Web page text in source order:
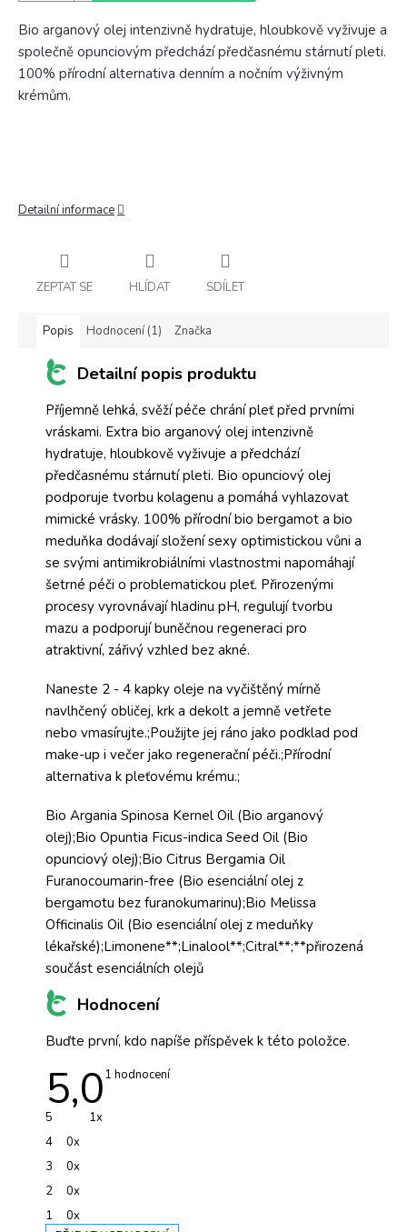
Bio arganový olej intenzivně hydratuje, hloubkově vyživuje a
společně opunciovým předchází předčasnému stárnutí pleti.
100% přírodní alternativa denním a nočním výživným
krémům.
Detailní informace
ZEPTAT SE HLÍDAT SDÍLET
Popis Hodnocení (1) Značka
Detailní popis produktu
Příjemně lehká, svěží péče chrání pleť před prvními
vráskami. Extra bio arganový olej intenzivně
hydratuje, hloubkově vyživuje a předchází
předčasnému stárnutí pleti. Bio opunciový olej
podporuje tvorbu kolagenu a pomáhá vyhlazovat
mimické vrásky. 100% přírodní bio bergamot a bio
meduňka dodávají složení sexy optimistickou vůni a
se svými antimikrobiálními vlastnostmi napomáhají
šetrné péči o problematickou pleť. Přirozenými
procesy vyrovnávají hladinu pH, regulují tvorbu
mazu a podporují buněčnou regeneraci pro
atraktivní, zářivý vzhled bez akné.
Naneste 2 - 4 kapky oleje na vyčištěný mírně
navlhčený obličej, krk a dekolt a jemně vetřete
nebo vmasírujte.;Použijte jej ráno jako podklad pod
make-up i večer jako regenerační péči.;Přírodní
alternativa k pleťovému krému.;
Bio Argania Spinosa Kernel Oil (Bio arganový
olej);Bio Opuntia Ficus-indica Seed Oil (Bio
opunciový olej);Bio Citrus Bergamia Oil
Furanocoumarin-free (Bio esenciální olej z
bergamotu bez furanokumarinu);Bio Melissa
Officinalis Oil (Bio esenciální olej z meduňky
lékařské);Limonene**;Linalool**;Citral**;**přirozená
součást esenciálních olejů
Hodnocení
Buďte první, kdo napíše příspěvek k této položce.
5,0Průměrné
1 hodnocení
5
1x
4
0x
3
0x
2
0x
1
0x